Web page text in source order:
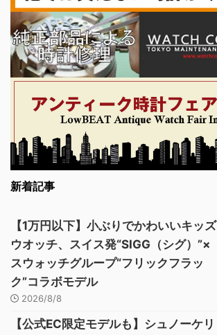
新着記事
【1万円以下】小ぶりでかわいいキッズ
ウオッチ、スイス発“SIGG（シグ）”×
スウォッチグループ“フリックフラッ
ク”コラボモデル
2026/8/8
【公式EC限定モデルも】シュノーケリ